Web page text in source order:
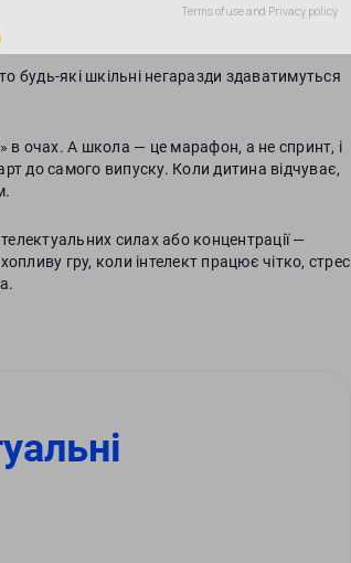
— це шлях у нікуди. Ваш малюк унікальний.
які шкільні негаразди здаватимуться
в очах. А школа — це марафон, а не спринт, і
до самого випуску. Коли дитина відчуває,
силах або концентрації —
гру, коли інтелект працює чітко, стрес